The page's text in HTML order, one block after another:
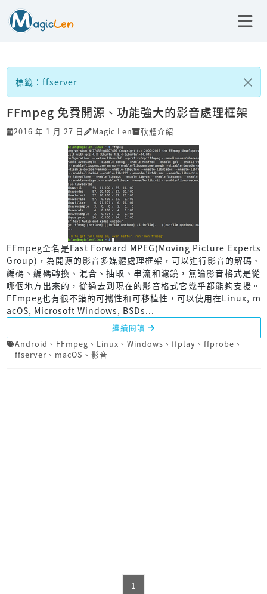
標籤：ffserver
FFmpeg 免費開源、功能強大的影音處理框架
2016 年 1 月 27 日 Magic Len 軟體介紹
FFmpeg全名是Fast Forward MPEG(Moving Picture Experts
Group)，為開源的影音多媒體處理框架，可以進行影音的解碼、
編碼、編碼轉換、混合、抽取、串流和濾鏡，無論影音格式是從
哪個地方出來的，從過去到現在的影音格式它幾乎都能夠支援。
FFmpeg也有很不錯的可攜性和可移植性，可以使用在Linux, m
acOS, Microsoft Windows, BSDs...
繼續閱讀
Android 、 FFmpeg 、 Linux 、 Windows 、 ffplay 、 ffprobe 、
ffserver 、 macOS 、 影音
1